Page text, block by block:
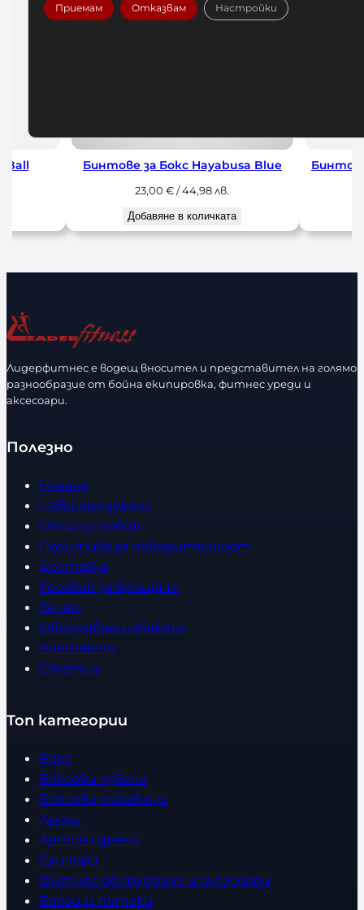
Бинтове за Бокс Hayabusa Gauze
20,00€ / 39,12 лв.
Добавяне в количката
Бинтове
Лидерфитнес е водещ вносител и представител на голямо
разнообразие от бойна екипировка, фитнес уреди и
аксесоари.
Полезно
Начало
Нови продукти
Общи условия
Политика за поверителност
Доставка
Условия за връщане
За нас
Оборудвани обекти
Контакти
Статии
Топ категории
Бокс
Боксови чували
Боксови ръкавици
Дрехи
Детски дрехи
Суичъри
Фитнес оборудване и аксесоари
Бягащи пътеки
Приемам Отказвам Настройки